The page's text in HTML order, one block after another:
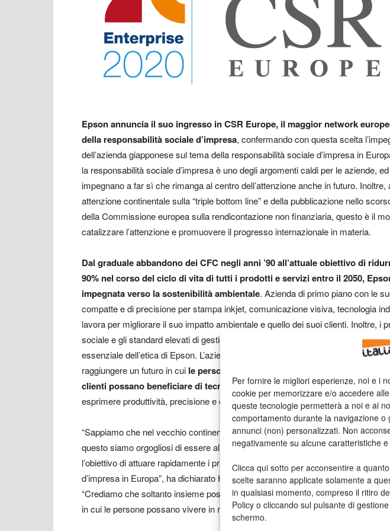
Per fornire le migliori esperienze, noi e i
cookie per memorizzare e/o accedere
queste tecnologie permetterà a noi e ai
comportamento durante la navigazione
annunci (non) personalizzati. Non
negativamente su alcune caratteristiche
Clicca qui sotto per acconsentire a
scelte saranno applicate solamente a
in qualsiasi momento, compreso il ritiro
Policy o cliccando sul pulsante di
schermo.
Epson annuncia il suo ingresso in CSR Europe, il maggior network
della responsabilità sociale d’impresa, confermando con questa scelta
dell’azienda giapponese sul tema della responsabilità sociale d’impresa in
la responsabilità sociale d’impresa è uno degli argomenti caldi per le aziende,
impegnano a far sì che rimanga al centro dell’attenzione anche in futuro.
attenzione continentale sulla “triple bottom line” e della pubblicazione nello
della Commissione europea sulla rendicontazione non finanziaria, questo è il
catalizzare l’attenzione e promuovere il progresso internazionale in materia.
Dal graduale abbandono dei CFC negli anni ’90 all’attuale obiettivo di
90% nel corso del ciclo di vita di tutti i prodotti e servizi entro il 2050,
impegnata verso la sostenibilità ambientale. Azienda di primo piano con le
compatte e di precisione per stampa inkjet, comunicazione visiva, tecnologia
lavora per migliorare il suo impatto ambientale e quello dei suoi clienti. Inoltre, i
sociale e gli standard elevati di gestione della supply chain a livello
essenziale dell’etica di Epson. L’azienda opera quotidianamente per migliorare i
raggiungere un futuro in cui le persone non debbano più svolgere attività
clienti possano beneficiare di tecnologie innovative ad alte prestazioniche
esprimere produttività, precisione e creatività superiori.
“Sappiamo che nel vecchio continente c’è ancora molto da fare in termini di
questo siamo orgogliosi di essere al fianco delle altre 48 aziende di CSR Europe
l’obiettivo di attuare rapidamente i principi, le best practice e gli standard della
d’impresa in Europa”, ha dichiarato Henning Ohlsson, Epson Europe CSR
“Crediamo che soltanto insieme possiamo arrivare a un futuro più sostenibile
in cui le persone possano vivere in modo sano, sicuro e produttivo”.